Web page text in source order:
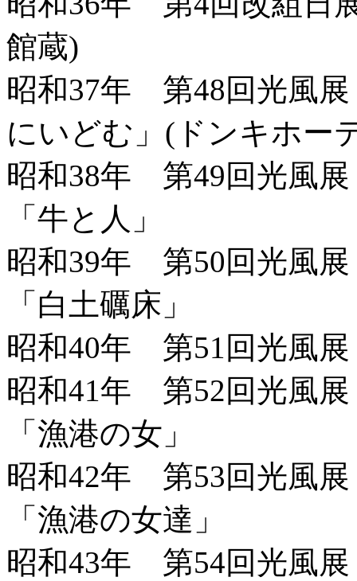
館蔵)
昭和37年 第48回光風展
にいどむ」(ドンキホー
昭和38年 第49回光風展
「牛と人」
昭和39年 第50回光風展
「白土礪床」
昭和40年 第51回光風展
昭和41年 第52回光風展
「漁港の女」
昭和42年 第53回光風展
「漁港の女達」
昭和43年 第54回光風展